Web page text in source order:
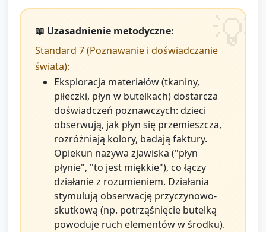
📖 Uzasadnienie metodyczne:
Standard 7 (Poznawanie i doświadczanie
świata):
Eksploracja materiałów (tkaniny,
piłeczki, płyn w butelkach) dostarcza
doświadczeń poznawczych: dzieci
obserwują, jak płyn się przemieszcza,
rozróżniają kolory, badają faktury.
Opiekun nazywa zjawiska ("płyn
płynie", "to jest miękkie"), co łączy
działanie z rozumieniem. Działania
stymulują obserwację przyczynowo-
skutkową (np. potrząśnięcie butelką
powoduje ruch elementów w środku).